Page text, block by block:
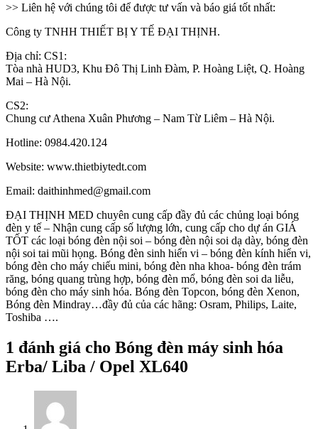
>> Liên hệ với chúng tôi để được tư vấn và báo giá tốt nhất:
Công ty TNHH THIẾT BỊ Y TẾ ĐẠI THỊNH.
Địa chỉ: CS1:
Tòa nhà HUD3, Khu Đô Thị Linh Đàm, P. Hoàng Liệt, Q. Hoàng
Mai – Hà Nội.
CS2:
Chung cư Athena Xuân Phương – Nam Từ Liêm – Hà Nội.
Hotline: 0984.420.124
Website: www.thietbiytedt.com
Email: daithinhmed@gmail.com
ĐẠI THỊNH MED chuyên cung cấp đầy đủ các chủng loại bóng
đèn y tế – Nhận cung cấp số lượng lớn, cung cấp cho dự án GIÁ
TỐT các loại bóng đèn nội soi – bóng đèn nội soi dạ dày, bóng đèn
nội soi tai mũi họng. Bóng đèn sinh hiển vi – bóng đèn kính hiển vi,
bóng đèn cho máy chiếu mini, bóng đèn nha khoa- bóng đèn trám
răng, bóng quang trùng hợp, bóng đèn mổ, bóng đèn soi da liễu,
bóng đèn cho máy sinh hóa. Bóng đèn Topcon, bóng đèn Xenon,
Bóng đèn Mindray…đầy đủ của các hãng: Osram, Philips, Laite,
Toshiba ….
1 đánh giá cho Bóng đèn máy sinh hóa
Erba/ Liba / Opel XL640